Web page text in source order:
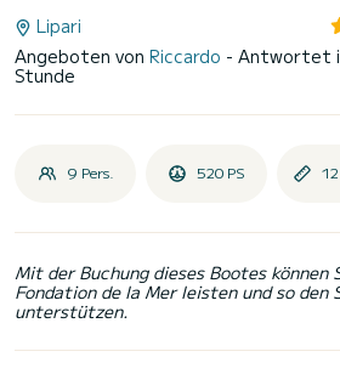
Lipari
Angeboten von Riccardo - Antwortet
Stunde
9 Pers. 520 PS
Mit der Buchung dieses Bootes können
Fondation de la Mer leisten und so den
unterstützen.